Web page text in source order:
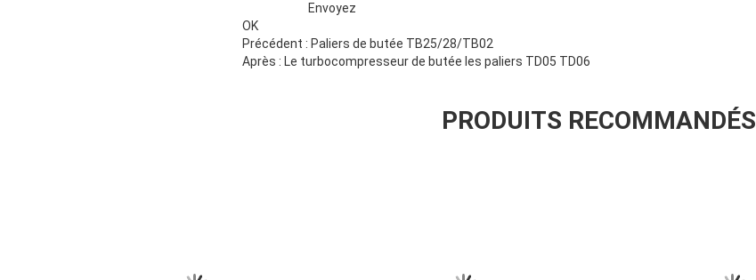
Envoyez
OK
Précédent : Paliers de butée TB25/28/TB02
Après : Le turbocompresseur de butée les paliers TD05 TD06
PRODUITS RECOMMANDÉS